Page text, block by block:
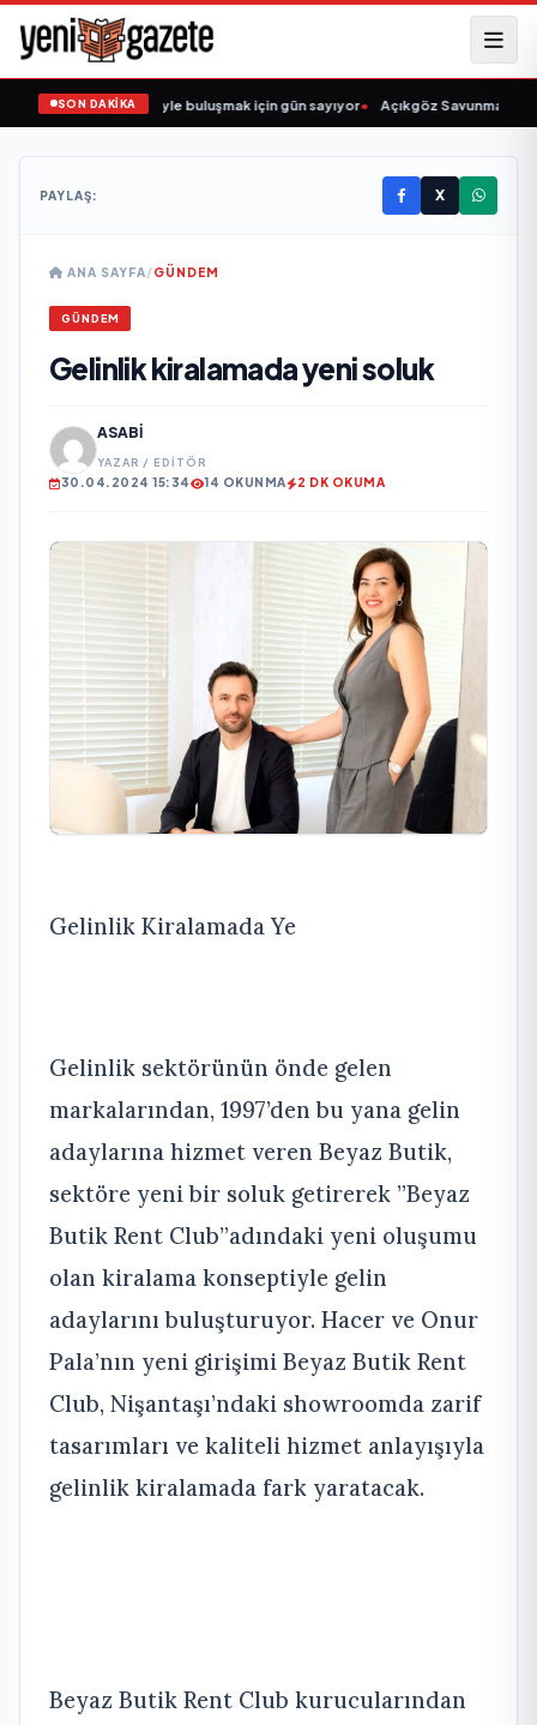
SON DAKİKA
Şarkıcısı” seyircisiyle buluşmak için gün sayıyor• Açıkgöz Savunma
PAYLAŞ: X
ANA SAYFA/GÜNDEM
GÜNDEM
Gelinlik kiralamada yeni soluk
ASABI
YAZAR / EDITÖR
30.04.2024 15:34 14 OKUNMA 2 DK OKUMA
Gelinlik Kiralamada Ye
Gelinlik sektörünün önde gelen
markalarından, 1997’den bu yana gelin
adaylarına hizmet veren Beyaz Butik,
sektöre yeni bir soluk getirerek ”Beyaz
Butik Rent Club”adındaki yeni oluşumu
olan kiralama konseptiyle gelin
adaylarını buluşturuyor. Hacer ve Onur
Pala’nın yeni girişimi Beyaz Butik Rent
Club, Nişantaşı’ndaki showroomda zarif
tasarımları ve kaliteli hizmet anlayışıyla
gelinlik kiralamada fark yaratacak.
Beyaz Butik Rent Club kurucularından